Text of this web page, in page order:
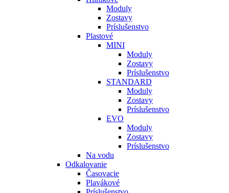
Moduly
Zostavy
Príslušenstvo
Plastové
MINI
Moduly
Zostavy
Príslušenstvo
STANDARD
Moduly
Zostavy
Príslušenstvo
EVO
Moduly
Zostavy
Príslušenstvo
Na vodu
Odkalovanie
Časovacie
Plavákové